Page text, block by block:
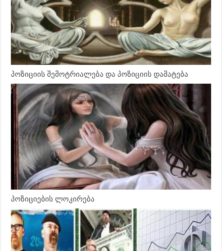
პოზიციის შემოტრიალება და პოზიციის დამატება
პოზიციების ლოკირება